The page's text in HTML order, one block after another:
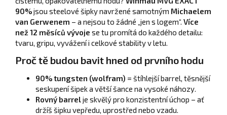
90%jsou steelové šipky navržené samotným Michaelem
van Gerwenem – a nejsou to žádné „jen s logem“. Více
než 12 měsíců vývoje se tu promítá do každého detailu:
tvaru, gripu, vyvážení i celkové stability v letu.
Proč tě budou bavit hned od prvního hodu
90% tungsten (wolfram) = štíhlejší barrel, těsnější
seskupení šipek a větší šance na vysoké náhozy.
Rovný barrelje skvělý pro konzistentní úchop – ať
držíš šipku vepředu, uprostřed nebo vzadu.